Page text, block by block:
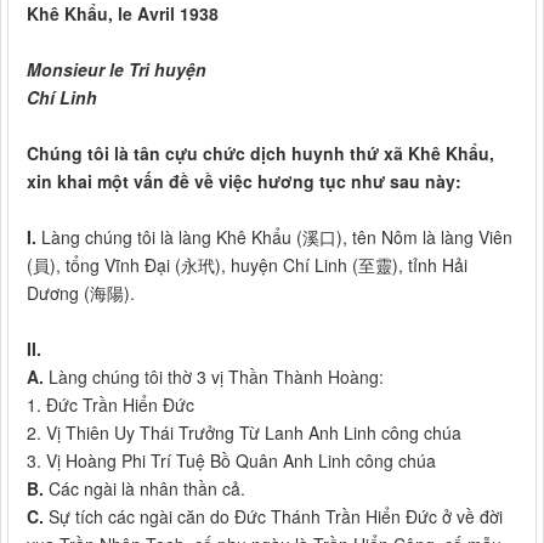
Khê Khẩu, le Avril 1938
Monsieur le Tri huyện
Chí Linh
Chúng tôi là tân cựu chức dịch huynh thứ xã Khê Khẩu,
xin khai một vấn đề về việc hương tục như sau này:
I. Làng chúng tôi là làng Khê Khẩu (溪口), tên Nôm là làng Viên
(員), tổng Vĩnh Đại (永玳), huyện Chí Linh (至靈), tỉnh Hải
Dương (海陽).
II.
A. Làng chúng tôi thờ 3 vị Thần Thành Hoàng:
1. Đức Trần Hiển Đức
2. Vị Thiên Uy Thái Trưởng Từ Lanh Anh Linh công chúa
3. Vị Hoàng Phi Trí Tuệ Bồ Quân Anh Linh công chúa
B. Các ngài là nhân thần cả.
C. Sự tích các ngài căn do Đức Thánh Trần Hiển Đức ở về đời